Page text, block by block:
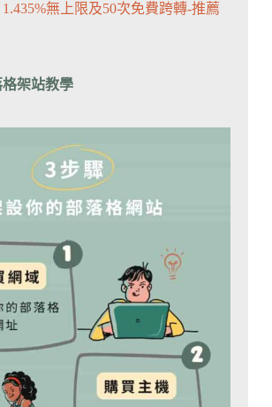
1.435%無上限及50次免費跨轉-推薦
架站教學